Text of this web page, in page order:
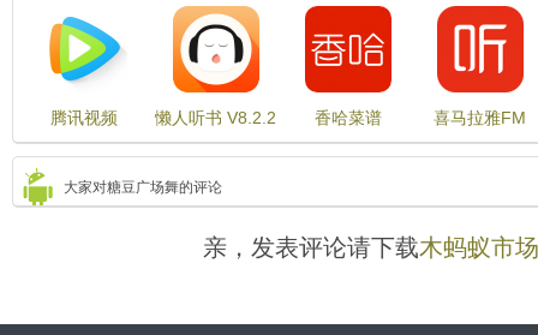
V7.43.0
V7.1.91
腾讯视频
V8.3.75.21984
懒人听书 V8.2.2
香哈菜谱
V10.0.0
喜马拉雅FM
V8.3.9.3
大家对糖豆广场舞的评论
亲，发表评论请下载木蚂蚁市